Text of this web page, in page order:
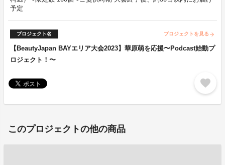
予定
プロジェクト名 プロジェクトを見る arrow_forward
【BeautyJapan BAYエリア大会2023】華原萌を応援〜Podcast始動プ
ロジェクト！〜
favorite
このプロジェクトの他の商品